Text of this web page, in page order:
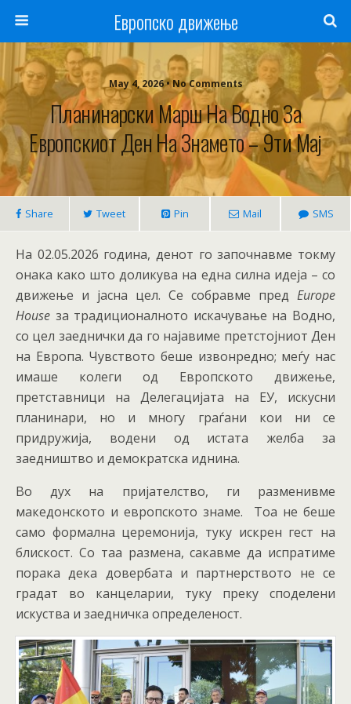
Европско движење
May 4, 2026 • No Comments
Планинарски Марш На Водно За
Европскиот Ден На Знамето – 9ти Мај
Share Tweet Pin Mail SMS
На 02.05.2026 година, денот го започнавме токму
онака како што доликува на една силна идеја – со
движење и јасна цел. Се собравме пред Europe
House за традиционалното искачување на Водно,
со цел заеднички да го најавиме претстојниот Ден
на Европа. Чувството беше извонредно; меѓу нас
имаше колеги од Европското движење,
претставници на Делегацијата на ЕУ, искусни
планинари, но и многу граѓани кои ни се
придружија, водени од истата желба за
заедништво и демократска иднина.
Во дух на пријателство, ги разменивме
македонското и европското знаме. Тоа не беше
само формална церемонија, туку искрен гест на
блискост. Со таа размена, сакавме да испратиме
порака дека довербата и партнерството не се
градат во канцеларии, туку преку споделени
искуства и заедничка определеност.